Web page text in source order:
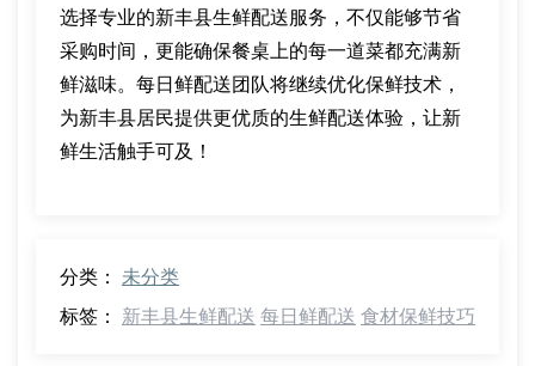
选择专业的新丰县生鲜配送服务，不仅能够节省
采购时间，更能确保餐桌上的每一道菜都充满新
鲜滋味。每日鲜配送团队将继续优化保鲜技术，
为新丰县居民提供更优质的生鲜配送体验，让新
鲜生活触手可及！
分类： 未分类
标签： 新丰县生鲜配送 每日鲜配送 食材保鲜技巧